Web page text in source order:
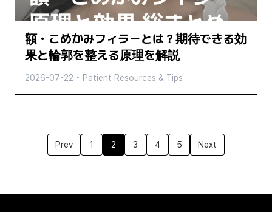
額・こめかみフィラーとは？期待できる効
果と輪郭を整える原理を解説
2026-07-22 • Patient Resources & Tips
Prev 1 2 3 4 5 Next